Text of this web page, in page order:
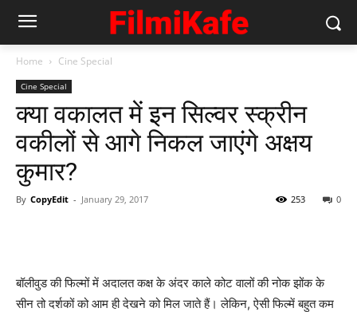
Home Cine Special
Cine Special
क्‍या वकालत में इन सिल्‍वर स्‍क्रीन
वकीलों से आगे निकल जाएंगे अक्षय
कुमार?
By CopyEdit - January 29, 2017 0
253
बॉलीवुड की फिल्‍मों में अदालत कक्ष के अंदर काले कोट वालों की नोक झोंक के
सीन तो दर्शकों को आम ही देखने को मिल जाते हैं। लेकिन, ऐसी फिल्‍में बहुत कम